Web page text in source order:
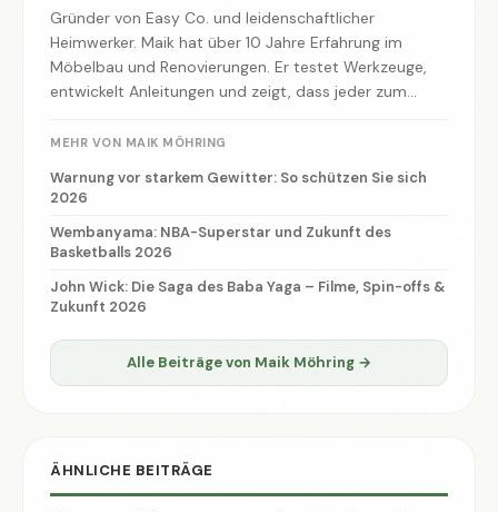
Gründer von Easy Co. und leidenschaftlicher
Heimwerker. Maik hat über 10 Jahre Erfahrung im
Möbelbau und Renovierungen. Er testet Werkzeuge,
entwickelt Anleitungen und zeigt, dass jeder zum
MEHR VON MAIK MÖHRING
Warnung vor starkem Gewitter: So schützen Sie sich
2026
Wembanyama: NBA-Superstar und Zukunft des
Basketballs 2026
John Wick: Die Saga des Baba Yaga – Filme, Spin-offs &
Zukunft 2026
Alle Beiträge von Maik Möhring →
ÄHNLICHE BEITRÄGE